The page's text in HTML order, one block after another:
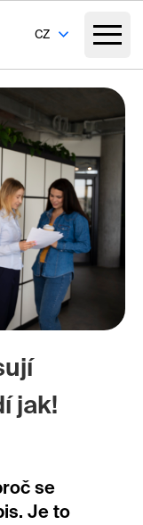
CZ
jak!
se
Je to